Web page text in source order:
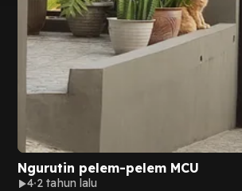
Ngurutin pelem-pelem MCU
4 2 tahun lalu